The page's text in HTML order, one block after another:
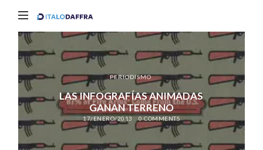
Italo
Daffra
PERIODISMO
LAS INFOGRAFÍAS ANIMADAS
GANAN TERRENO
17/ENERO/2013 0 COMMENTS